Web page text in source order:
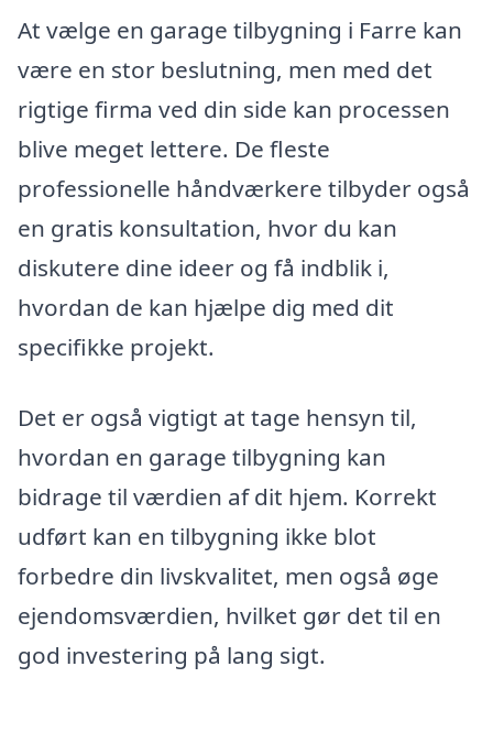
At vælge en garage tilbygning i Farre kan
være en stor beslutning, men med det
rigtige firma ved din side kan processen
blive meget lettere. De fleste
professionelle håndværkere tilbyder også
en gratis konsultation, hvor du kan
diskutere dine ideer og få indblik i,
hvordan de kan hjælpe dig med dit
specifikke projekt.
Det er også vigtigt at tage hensyn til,
hvordan en garage tilbygning kan
bidrage til værdien af dit hjem. Korrekt
udført kan en tilbygning ikke blot
forbedre din livskvalitet, men også øge
ejendomsværdien, hvilket gør det til en
god investering på lang sigt.